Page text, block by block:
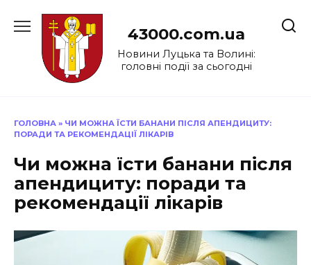
до
43000.com.ua
Новини Луцька та Волині:
головні події за сьогодні
ГОЛОВНА » ЧИ МОЖНА ЇСТИ БАНАНИ ПІСЛЯ АПЕНДИЦИТУ:
ПОРАДИ ТА РЕКОМЕНДАЦІЇ ЛІКАРІВ
Чи можна їсти банани після
апендициту: поради та
рекомендації лікарів